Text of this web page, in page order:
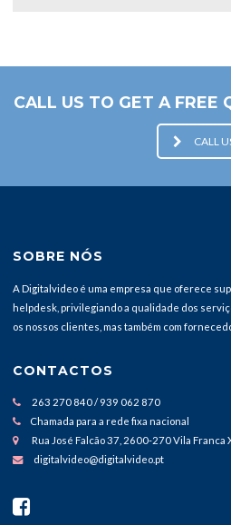
CALL US TO GET A FREE
CALL
SOBRE NÓS
A Digitalvideo é uma empresa que oferece
helpdesk, privilegiando a qualidade dos
os nossos clientes, mas também com
CONTACTOS
263 270 840 / 939 062 870
Chamada para a rede fixa nacional
Rua José Falcão 37, 2600-270 Vila Franca
digitalvideo@digitalvideo.pt